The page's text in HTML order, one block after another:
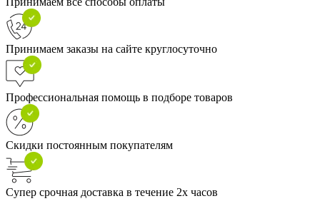
Принимаем заказы на сайте круглосуточно
Профессиональная помощь в подборе товаров
Скидки постоянным покупателям
Супер срочная доставка в течение 2х часов